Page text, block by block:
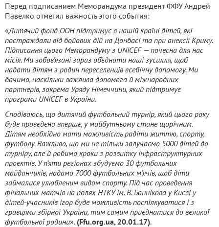
Перед подписанием Меморандума президент ФФУ Андрей
Павелко отметил важность этого события:
«Дитячий фонд ООН підтримує в нашій країні дітей, які
постраждали від бойових дій на Донбасі та при анексії Криму.
Підписання цього Меморандуму з UNICEF — почесна для нас
місія. Ми зобов’язані зараз об’єднати наші зусилля, щоб
надати дітям з родин переселенців всебічну допомогу. Ми
бачимо, наскільки важлива допомога й міжнародних
партнерів, зокрема Уряду Німеччини, який підтримує
програми UNICEF в України.
Сподіваюсь, що дитячий футбольний турнір, який цього року
буде проведено вперше, у майбутньому стане щорічним.
Дітям необхідно мати можливість радіти життю, спорту,
футболу. Важливо, що ми не тільки залучаємо 5000 дітей до
турніру, але й робимо кроки з розвитку інфраструктурних
проектів. У п’яти регіонах збудуємо 30 футбольних
майданчиків, надамо 7000 футбольних м’ячів, щоб діти
займалися улюбленим видом спорту. Під час проведення
фінальних матчів на полях НТКУ ім. В. Баннікова у Києві у
дітей-учасників ігор буде можливість поспілкуватися і з
гравцями збірної України, тим самим приєднатися до великої
футбольної родини». (Ffu.org.ua, 20.01.17).